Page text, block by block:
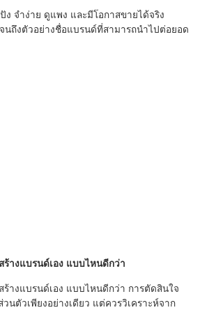
ง จำง่าย ดูแพง และมีโอกาสขายได้จริง
นถึงตัวอย่างชื่อแบรนด์ที่สามารถนำไปต่อยอด
ร้างแบรนด์เอง แบบไหนดีกว่า
ร้างแบรนด์เอง แบบไหนดีกว่า การตัดสินใจ
นตัวเพียงอย่างเดียว แต่ควรวิเคราะห์จาก